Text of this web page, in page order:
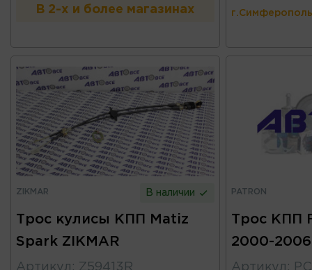
В 2-х и более магазинах
ZIKMAR В наличии
Трос кулисы КПП Matiz
Spark ZIKMAR
Артикул : Z59413R
PATRON
Трос КПП
2000-
Артикул :